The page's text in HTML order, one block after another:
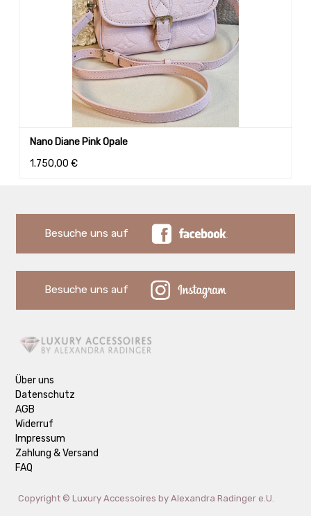
Nano Diane Pink Opale
1.750,00 €
Besuche uns auf
Besuche uns auf
Über uns
Datenschutz
AGB
Widerruf
Impressum
Zahlung & Versand
FAQ
Copyright © Luxury Accessoires by Alexandra Radinger e.U.